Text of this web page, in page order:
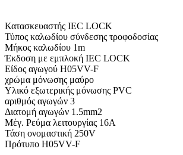
Κατασκευαστής IEC LOCK
Τύπος καλωδίου σύνδεσης τροφοδοσίας
Μήκος καλωδίου 1m
Έκδοση με εμπλοκή IEC LOCK
Είδος αγωγού H05VV-F
χρώμα μόνωσης μαύρο
Υλικό εξωτερικής μόνωσης PVC
αριθμός αγωγών 3
Διατομή αγωγών 1.5mm2
Μέγ. Ρεύμα λειτουργίας 16A
Τάση ονομαστική 250V
Πρότυπο H05VV-F